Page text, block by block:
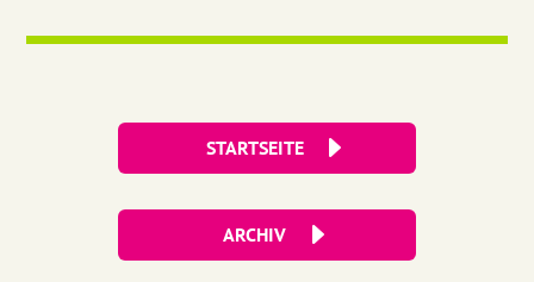
STARTSEITE
ARCHIV